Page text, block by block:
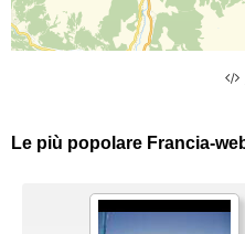
Le più popolare Francia-